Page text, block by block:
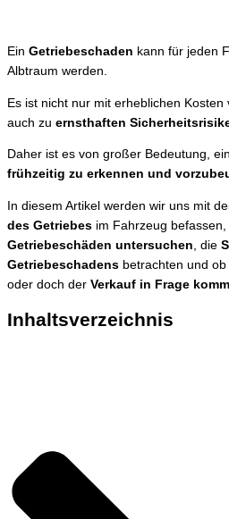
Ein Getriebeschaden kann für jeden
Albtraum werden.
Es ist nicht nur mit erheblichen
auch zu ernsthaften
Daher ist es von großer Bedeutung,
frühzeitig zu erkennen und
In diesem Artikel werden wir uns mit
des Getriebes im Fahrzeug befassen,
Getriebeschäden untersuchen , die
Getriebeschadens betrachten und
oder doch der Verkauf in Frage
Inhaltsverzeichnis